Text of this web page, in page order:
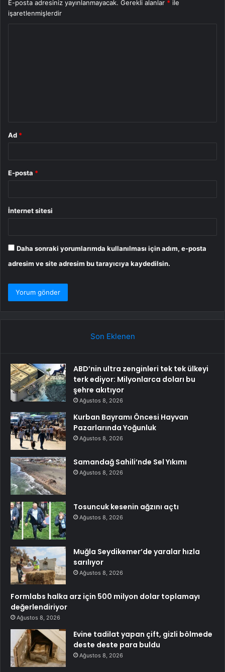
E-posta adresiniz yayınlanmayacak. Gerekli alanlar * ile
işaretlenmişlerdir
Ad *
E-posta *
İnternet sitesi
Daha sonraki yorumlarımda kullanılması için adım, e-posta
adresim ve site adresim bu tarayıcıya kaydedilsin.
Son Eklenen
ABD’nin ultra zenginleri tek tek ülkeyi
terk ediyor: Milyonlarca doları bu
şehre akıtıyor
Ağustos 8, 2026
Kurban Bayramı Öncesi Hayvan
Pazarlarında Yoğunluk
Ağustos 8, 2026
Samandağ Sahili’nde Sel Yıkımı
Ağustos 8, 2026
Tosuncuk kesenin ağzını açtı
Ağustos 8, 2026
Muğla Seydikemer’de yaralar hızla
sarılıyor
Ağustos 8, 2026
Formlabs halka arz için 500 milyon dolar toplamayı
değerlendiriyor
Ağustos 8, 2026
Evine tadilat yapan çift, gizli bölmede
deste deste para buldu
Ağustos 8, 2026